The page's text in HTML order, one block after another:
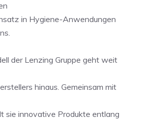
in Hygiene-Anwendungen
der Lenzing Gruppe geht weit
hinaus. Gemeinsam mit
sie innovative Produkte entlang